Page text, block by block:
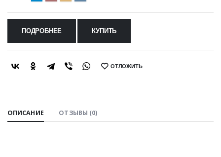
ПОДРОБНЕЕ КУПИТЬ
SHARE: ОТЛОЖИТЬ
ОПИСАНИЕ ОТЗЫВЫ (0)